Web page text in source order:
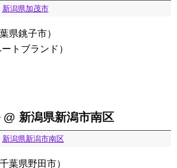
新潟県加茂市
県銚子市）
トブランド）
@ 新潟県新潟市南区
新潟県新潟市南区
葉県野田市）